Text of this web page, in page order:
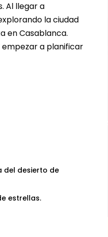
Al llegar a
la ciudad
en Casablanca.
a planificar
del desierto de
estrellas.